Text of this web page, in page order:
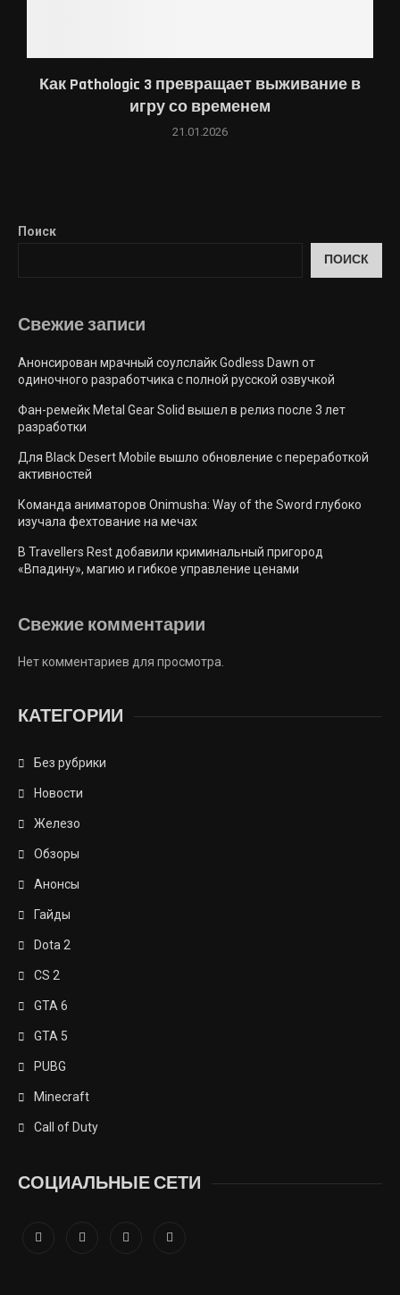
Как Pathologic 3 превращает выживание в
игру со временем
21.01.2026
Поиск
ПОИСК
Свежие запиcи
Анонсирован мрачный соулслайк Godless Dawn от
одиночного разработчика с полной русской озвучкой
Фан-ремейк Metal Gear Solid вышел в релиз после 3 лет
разработки
Для Black Desert Mobile вышло обновление с переработкой
активностей
Команда аниматоров Onimusha: Way of the Sword глубоко
изучала фехтование на мечах
В Travellers Rest добавили криминальный пригород
«Впадину», магию и гибкое управление ценами
Свежие комментарии
Нет комментариев для просмотра.
КАТЕГОРИИ
Без рубрики
Новости
Железо
Обзоры
Анонсы
Гайды
Dota 2
CS 2
GTA 6
GTA 5
PUBG
Minecraft
Call of Duty
СОЦИАЛЬНЫЕ СЕТИ